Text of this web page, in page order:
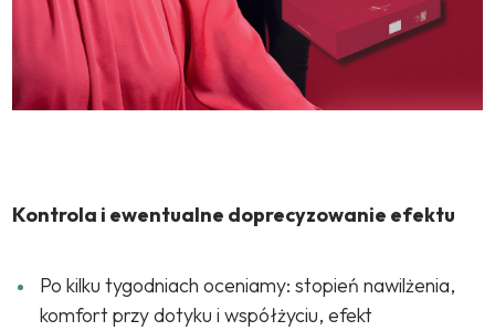
Kontrola i ewentualne doprecyzowanie efektu
Po kilku tygodniach oceniamy: stopień nawilżenia,
komfort przy dotyku i współżyciu, efekt